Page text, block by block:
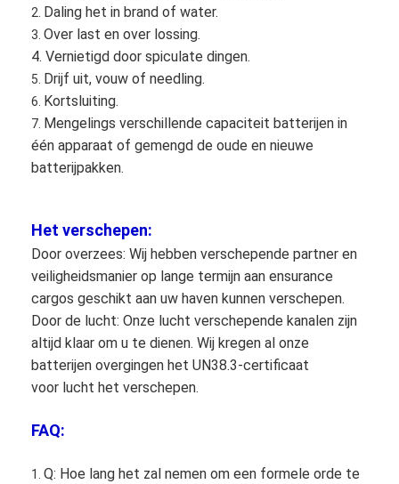
2. Daling het in brand of water.
3.Over last en over lossing.
4. Vernietigd door spiculate dingen.
5. Drijf uit, vouw of needling.
6. Kortsluiting.
7. Mengelings verschillende capaciteit batterijen in
één apparaat of gemengd de oude en nieuwe
batterijpakken.
Het verschepen:
Door overzees: Wij hebben verschepende partner en
veiligheidsmanier op lange termijn aan ensurance
cargos geschikt aan uw haven kunnen verschepen.
Door de lucht: Onze lucht verschepende kanalen zijn
altijd klaar om u te dienen. Wij kregen al onze
batterijen overgingen het UN38.3-certificaat
voor lucht het verschepen.
FAQ:
1.Q: Hoe lang het zal nemen om een formele orde te